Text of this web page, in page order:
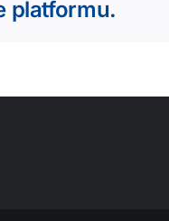
platformu.